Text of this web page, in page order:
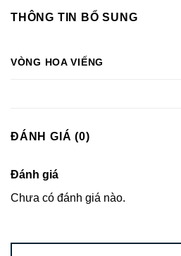
THÔNG TIN BỔ SUNG
VÒNG HOA VIẾNG
ĐÁNH GIÁ (0)
Đánh giá
Chưa có đánh giá nào.